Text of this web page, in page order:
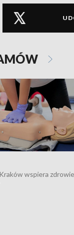
wspiera zdrowie